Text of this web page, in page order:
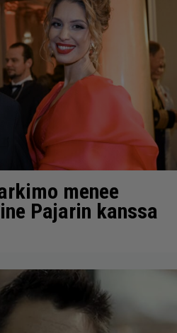
menee
Pajarin kanssa